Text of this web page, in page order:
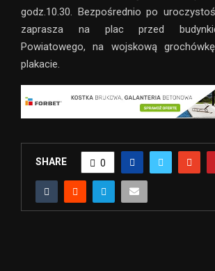
godz.10.30. Bezpośrednio po
zaprasza na plac przed
Powiatowego, na wojskową
plakacie.
SHARE 0